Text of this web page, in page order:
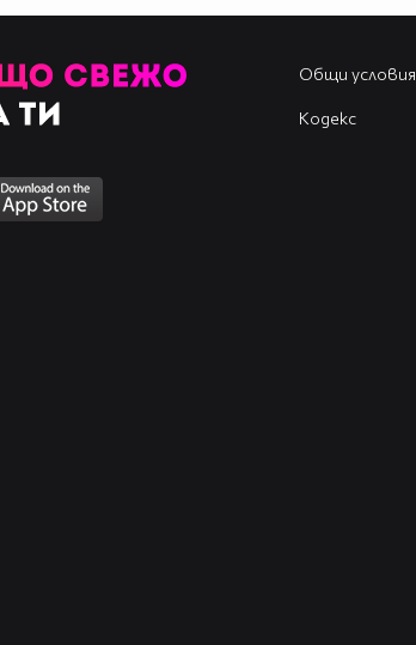
Общи условия
Кодекс